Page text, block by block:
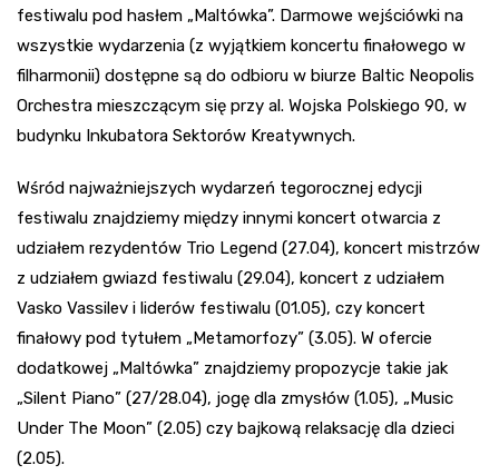
festiwalu pod hasłem „Maltówka”. Darmowe wejściówki na
wszystkie wydarzenia (z wyjątkiem koncertu finałowego w
filharmonii) dostępne są do odbioru w biurze Baltic Neopolis
Orchestra mieszczącym się przy al. Wojska Polskiego 90, w
budynku Inkubatora Sektorów Kreatywnych.
Wśród najważniejszych wydarzeń tegorocznej edycji
festiwalu znajdziemy między innymi koncert otwarcia z
udziałem rezydentów Trio Legend (27.04), koncert mistrzów
z udziałem gwiazd festiwalu (29.04), koncert z udziałem
Vasko Vassilev i liderów festiwalu (01.05), czy koncert
finałowy pod tytułem „Metamorfozy” (3.05). W ofercie
dodatkowej „Maltówka” znajdziemy propozycje takie jak
„Silent Piano” (27/28.04), jogę dla zmysłów (1.05), „Music
Under The Moon” (2.05) czy bajkową relaksację dla dzieci
(2.05).